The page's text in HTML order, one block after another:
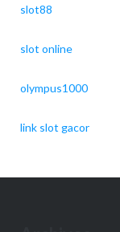
slot88
slot online
olympus1000
link slot gacor